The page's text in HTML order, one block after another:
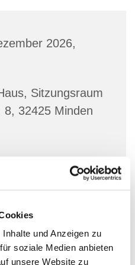
und Anzeigen zu
soziale Medien anbieten
unsere Website zu
2026,
Sitzungsraum
8, 32425 Minden